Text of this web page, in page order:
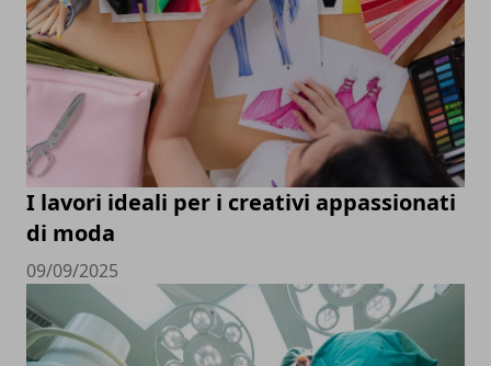
I lavori ideali per i creativi appassionati
di moda
09/09/2025